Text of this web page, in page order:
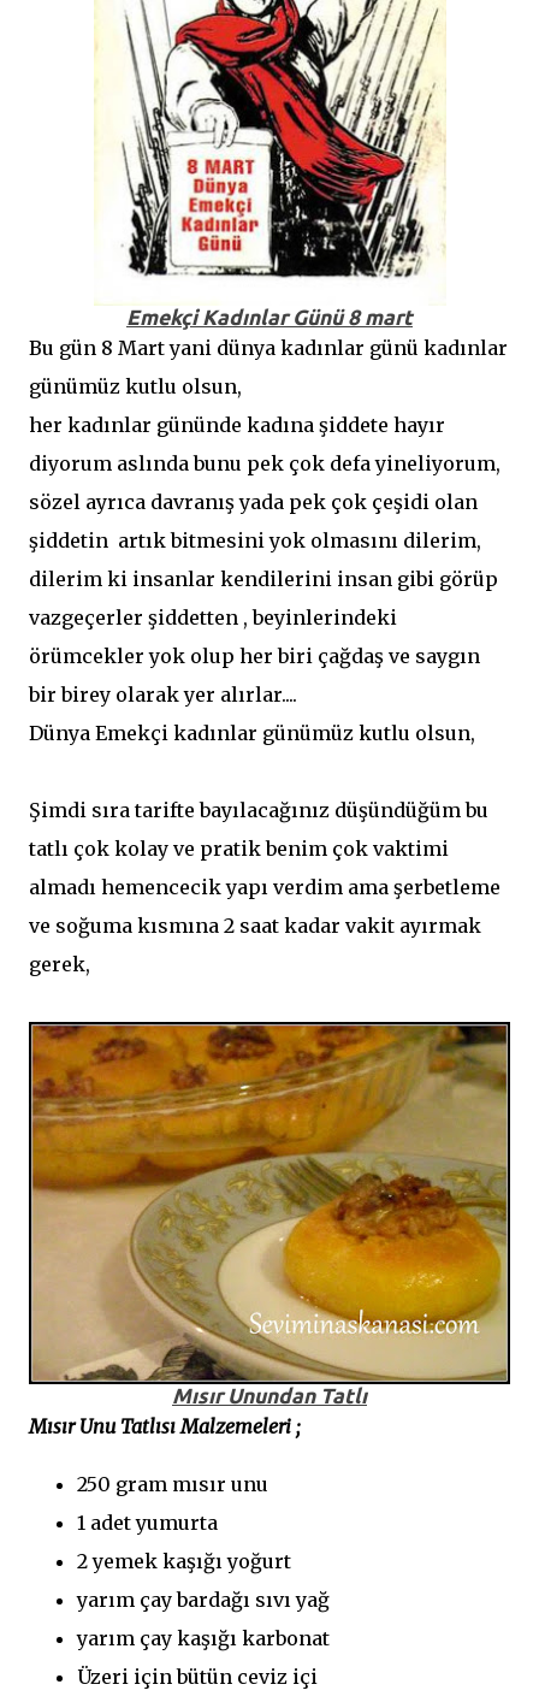
Emekçi Kadınlar Günü 8 mart
Bu gün 8 Mart yani dünya kadınlar günü kadınlar
günümüz kutlu olsun,
her kadınlar gününde kadına şiddete hayır
diyorum aslında bunu pek çok defa yineliyorum,
sözel ayrıca davranış yada pek çok çeşidi olan
şiddetin artık bitmesini yok olmasını dilerim,
dilerim ki insanlar kendilerini insan gibi görüp
vazgeçerler şiddetten , beyinlerindeki
örümcekler yok olup her biri çağdaş ve saygın
bir birey olarak yer alırlar....
Dünya Emekçi kadınlar günümüz kutlu olsun,
Şimdi sıra tarifte bayılacağınız düşündüğüm bu
tatlı çok kolay ve pratik benim çok vaktimi
almadı hemencecik yapı verdim ama şerbetleme
ve soğuma kısmına 2 saat kadar vakit ayırmak
gerek,
Mısır Unundan Tatlı
Mısır Unu Tatlısı Malzemeleri ;
250 gram mısır unu
1 adet yumurta
2 yemek kaşığı yoğurt
yarım çay bardağı sıvı yağ
yarım çay kaşığı karbonat
Üzeri için bütün ceviz içi